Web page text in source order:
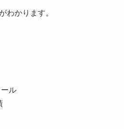
わかります。
ル